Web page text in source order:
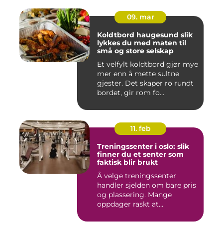
09. mar
Koldtbord haugesund slik
lykkes du med maten til
små og store selskap
Et velfylt koldtbord gjør mye
mer enn å mette sultne
gjester. Det skaper ro rundt
bordet, gir rom fo...
11. feb
Treningssenter i oslo: slik
finner du et senter som
faktisk blir brukt
Å velge treningssenter
handler sjelden om bare pris
og plassering. Mange
oppdager raskt at